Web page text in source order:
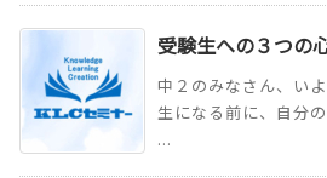
受験生への３つの
中２のみなさん、い
生になる前に、自分
...